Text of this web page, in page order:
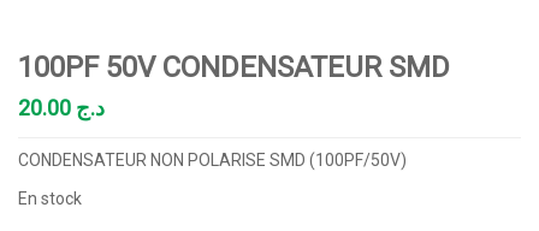
100PF 50V CONDENSATEUR SMD
د.ج
CONDENSATEUR NON POLARISE SMD (100PF/50V)
En stock